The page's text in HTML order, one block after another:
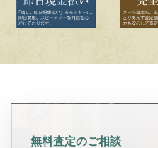
無料査定のご相談